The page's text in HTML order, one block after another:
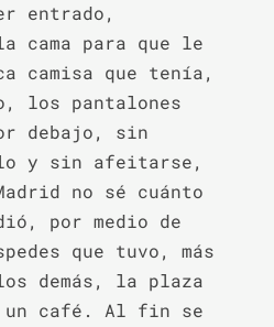
entrado,
cama para que le
camisa que tenía,
los pantalones
debajo, sin
y sin afeitarse,
no sé cuánto
por medio de
que tuvo, más
demás, la plaza
un café. Al fin se